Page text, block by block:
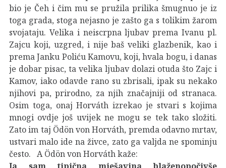
bio je Čeh i čim mu se pružila prilika šmugnuo je iz
toga grada, stoga nejasno je zašto ga s tolikim žarom
svojataju. Velika i neiscrpna ljubav prema Ivanu pl.
Zajcu koji, uzgred, i nije baš veliki glazbenik, kao i
prema Janku Poliću Kamovu, koji, hvala bogu, i danas
je dobar pisac, ta velika ljubav dolazi otuda što Zajc i
Kamov, iako odavde rano su zbrisali, ipak su nekako
njihovi pa, prirodno, za njih značajniji od stranaca.
Osim toga, onaj Horváth izrekao je stvari s kojima
mnogi ovdje još uvijek ne mogu se tek tako složiti.
Zato im taj Ödön von Horváth, premda odavno mrtav,
ustvari malo ide na živce, zato ga valjda ne spominju
često. A Ödön von Horváth kaže: